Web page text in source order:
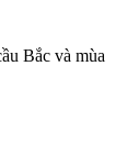
Bắc và mùa